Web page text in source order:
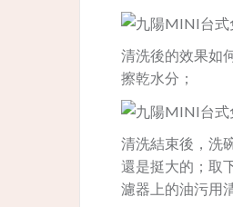
清洗後的效果如
擦乾水分；
清洗結束後，洗
還是挺大的；取
濾器上的油污用